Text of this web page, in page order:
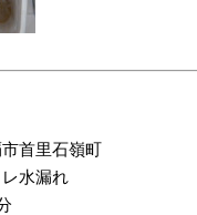
市首里石嶺町
レ水漏れ